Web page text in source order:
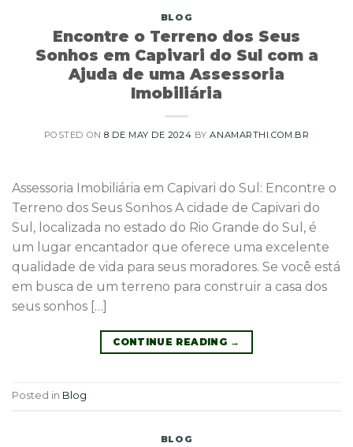
BLOG
Encontre o Terreno dos Seus
Sonhos em Capivari do Sul com a
Ajuda de uma Assessoria
Imobiliária
POSTED ON8 DE MAY DE 2024 BYANAMARTHI.COM.BR
Assessoria Imobiliária em Capivari do Sul: Encontre o
Terreno dos Seus Sonhos A cidade de Capivari do
Sul, localizada no estado do Rio Grande do Sul, é
um lugar encantador que oferece uma excelente
qualidade de vida para seus moradores. Se você está
em busca de um terreno para construir a casa dos
seus sonhos […]
CONTINUE READING →
Posted in Blog
BLOG